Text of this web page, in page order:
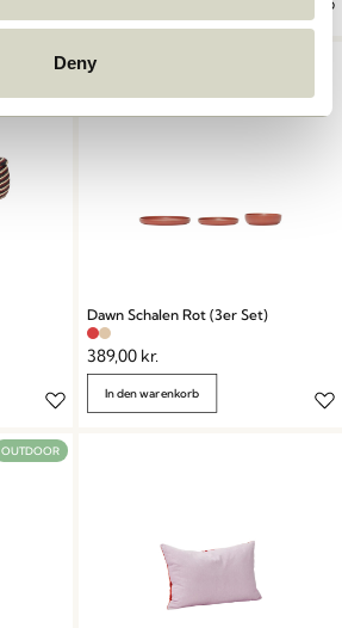
Deny
Dawn Schalen Rot (3er Set)
389,00 kr.
In den warenkorb
OUTDOOR